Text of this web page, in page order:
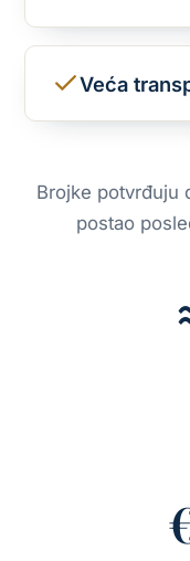
Veća
Brojke potvrđuju
postao